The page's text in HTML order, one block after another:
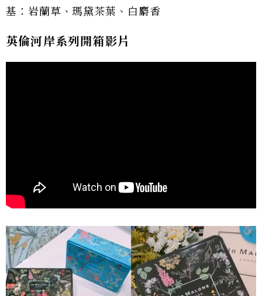
基：岩蘭草、瑪黛茶葉、白麝香
英倫河岸系列開箱影片